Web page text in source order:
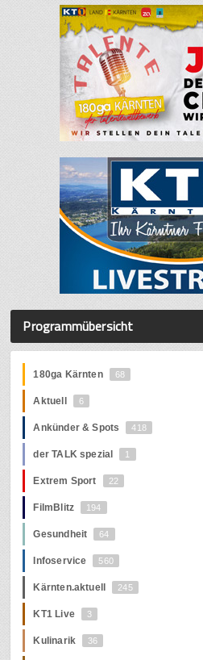
Programmübersicht
180ga Kärnten 68
Aktuell 6
Ankünder & Spots 418
der TALK spezial 1
Extrem Sport 22
FilmBlitz 194
Gesundheit 64
Infoservice 560
Kärnten.aktuell 245
KT1 Live 3
Kulinarik 36